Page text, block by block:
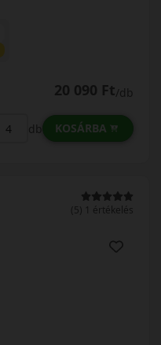
20 090 Ft/db
db KOSÁRBA
(5) 1 értékelés